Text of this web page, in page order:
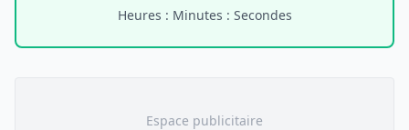
Heures : Minutes : Secondes
Espace publicitaire